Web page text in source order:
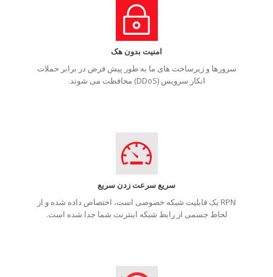
امنیت بدون هک
سرورها و زیرساخت های ما به طور پیش فرض در برابر حملات
انکار سرویس (DDoS) محافظت می شوند.
سریع سرعت زدن سریع
RPN یک قابلیت شبکه خصوصی است، اختصاص داده شده و از
لحاظ جسمی از رابط شبکه اینترنت شما جدا شده است.